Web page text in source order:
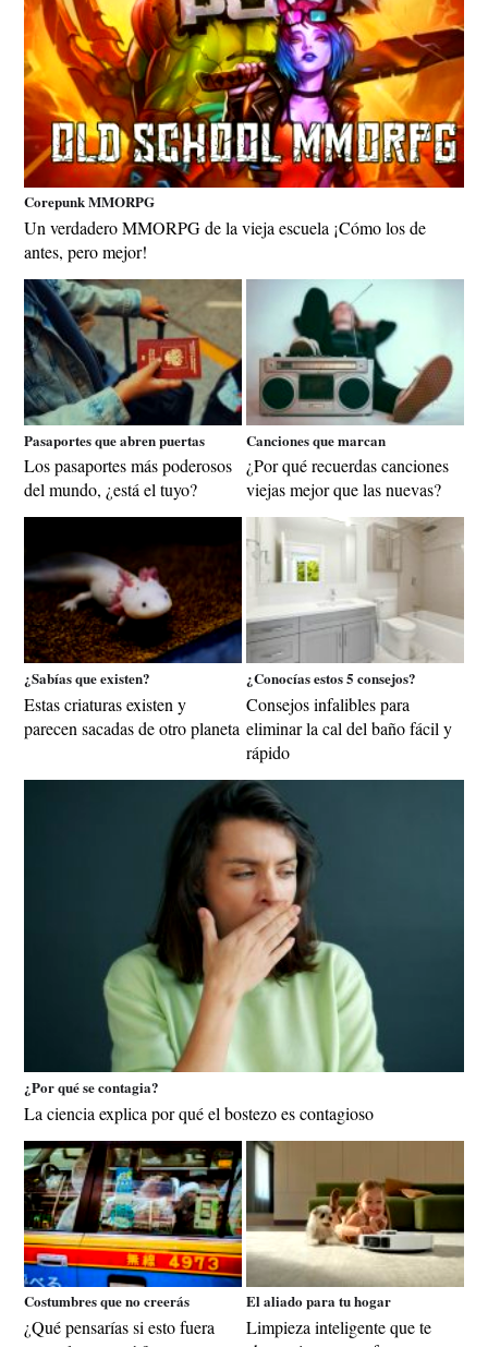
Corepunk MMORPG
Un verdadero MMORPG de la vieja escuela ¡Cómo los de
antes, pero mejor!
Pasaportes que abren puertas
Los pasaportes más poderosos
del mundo, ¿está el tuyo?
Canciones que marcan
¿Por qué recuerdas canciones
viejas mejor que las nuevas?
¿Sabías que existen?
Estas criaturas existen y
parecen sacadas de otro planeta
¿Conocías estos 5 consejos?
Consejos infalibles para
eliminar la cal del baño fácil y
rápido
¿Por qué se contagia?
La ciencia explica por qué el bostezo es contagioso
Costumbres que no creerás
¿Qué pensarías si esto fuera
El aliado para tu hogar
Limpieza inteligente que te